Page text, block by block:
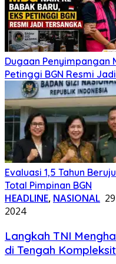
Dugaan Penyimpangan
Petinggi BGN Resmi
Evaluasi 1,5 Tahun
Total Pimpinan BGN
HEADLINE, NASIONAL
2024
Langkah TNI
di Tengah